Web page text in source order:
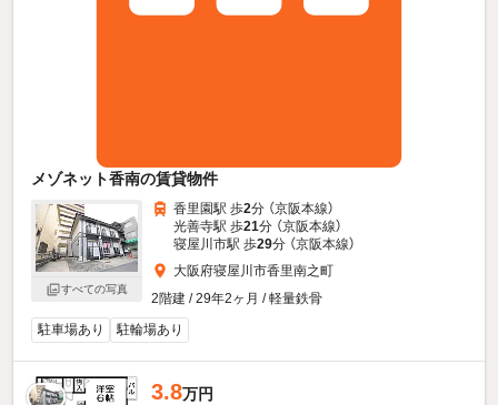
メゾネット香南の賃貸物件
すべての写真
香里園駅 歩2分 （京阪本線）
光善寺駅 歩21分 （京阪本線）
寝屋川市駅 歩29分 （京阪本線）
大阪府寝屋川市香里南之町
2階建 / 29年2ヶ月 / 軽量鉄骨
駐車場あり
駐輪場あり
3.8万円